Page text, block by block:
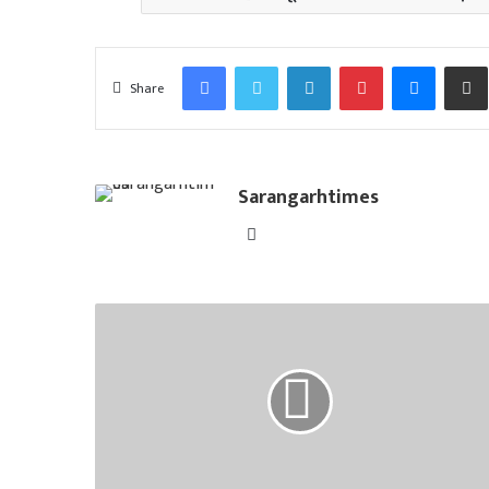
Share
FacebookTwitterLinkedInPinterest
Sarangarhtimes
Website